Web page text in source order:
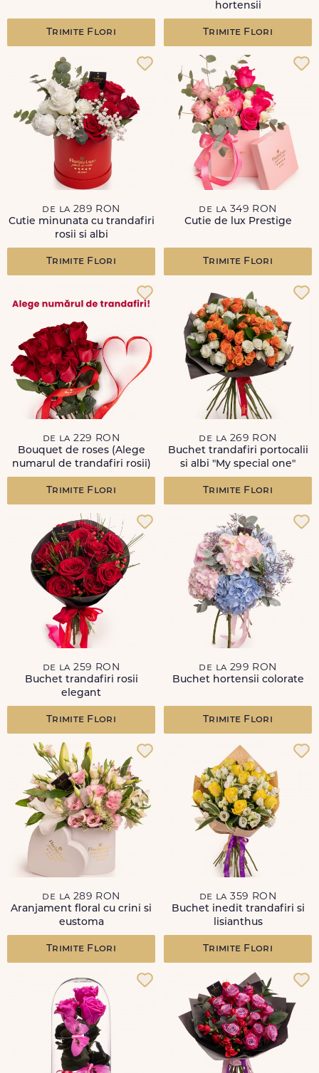
Trimite Flori
hortensii
Trimite Flori
de la 289 RON
Cutie minunata cu trandafiri
rosii si albi
Trimite Flori
de la 349 RON
Cutie de lux Prestige
Trimite Flori
de la 229 RON
Bouquet de roses (Alege
numarul de trandafiri rosii)
Trimite Flori
de la 269 RON
Buchet trandafiri portocalii
si albi "My special one"
Trimite Flori
de la 259 RON
Buchet trandafiri rosii
elegant
Trimite Flori
de la 299 RON
Buchet hortensii colorate
Trimite Flori
de la 289 RON
Aranjament floral cu crini si
eustoma
Trimite Flori
de la 359 RON
Buchet inedit trandafiri si
lisianthus
Trimite Flori